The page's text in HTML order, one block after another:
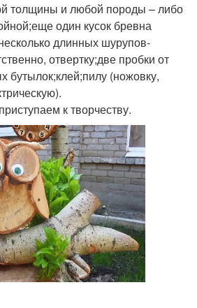
толщины и любой породы – либо
один кусок бревна
длинных шурупов-
отвертку;две пробки от
бутылок;клей;пилу (ножовку,
к творчеству.